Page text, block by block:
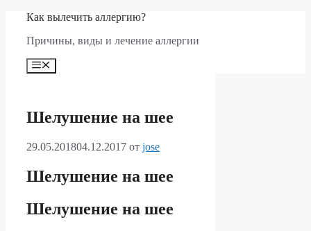
Перейти
содержимому
Как вылечить аллергию?
Причины, виды и лечение аллергии
Меню
Шелушение на шее
29.05.201804.12.2017 от jose
Шелушение на шее
Шелушение на шее